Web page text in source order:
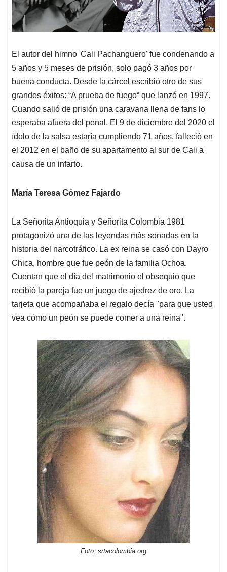
El autor del himno 'Cali Pachanguero' fue condenando a
5 años y 5 meses de prisión, solo pagó 3 años por
buena conducta. Desde la cárcel escribió otro de sus
grandes éxitos: “A prueba de fuego“ que lanzó en 1997.
Cuando salió de prisión una caravana llena de fans lo
esperaba afuera del penal. El 9 de diciembre del 2020 el
ídolo de la salsa estaría cumpliendo 71 años, falleció en
el 2012 en el baño de su apartamento al sur de Cali a
causa de un infarto.
María Teresa Gómez Fajardo
La Señorita Antioquia y Señorita Colombia 1981
protagonizó una de las leyendas más sonadas en la
historia del narcotráfico. La ex reina se casó con Dayro
Chica, hombre que fue peón de la familia Ochoa.
Cuentan que el día del matrimonio el obsequio que
recibió la pareja fue un juego de ajedrez de oro. La
tarjeta que acompañaba el regalo decía "para que usted
vea cómo un peón se puede comer a una reina".
Foto: srtacolombia.org